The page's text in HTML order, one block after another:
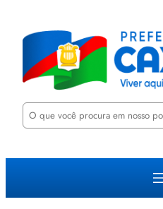
P
u
a